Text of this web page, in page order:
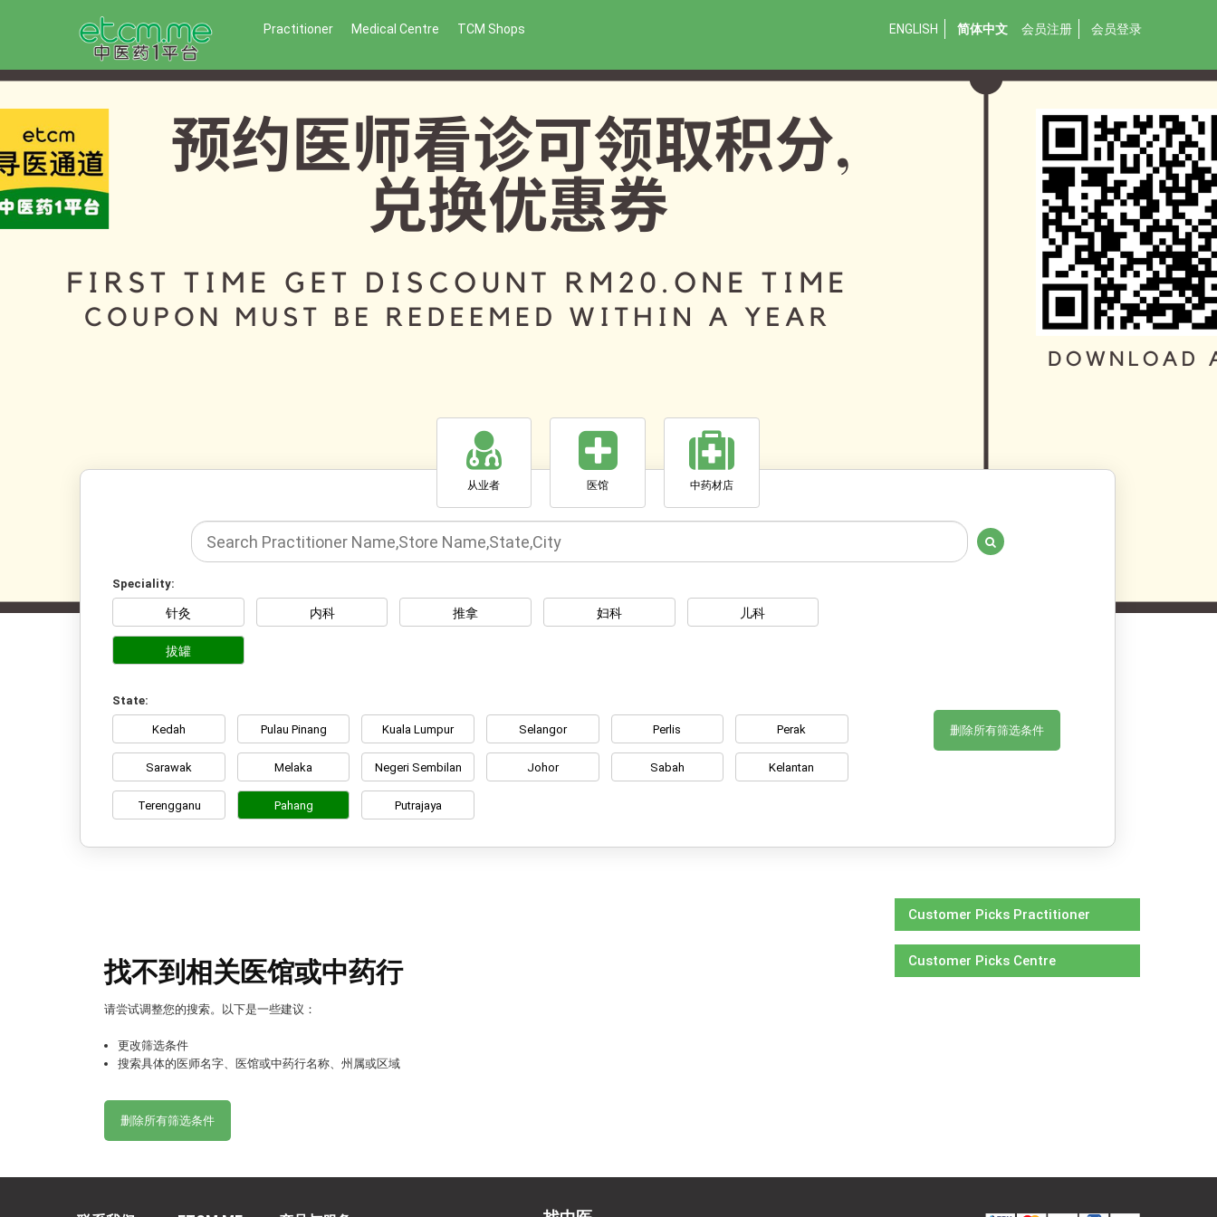
Practitioner Medical Centre TCM Shops ENGLISH 简体中文 会员注册 会员登录
从业者 医馆 中药材店
Speciality:
针灸 内科 推拿 妇科 儿科
拔罐
State:
Kedah Pulau Pinang Kuala Lumpur Selangor Perlis Perak
Sarawak Melaka Negeri Sembilan Johor Sabah Kelantan
Terengganu Pahang Putrajaya
删除所有筛选条件
找不到相关医馆或中药行
请尝试调整您的搜索。以下是一些建议：
更改筛选条件
搜索具体的医师名字、医馆或中药行名称、州属或区域
删除所有筛选条件
Customer Picks Practitioner
Customer Picks Centre